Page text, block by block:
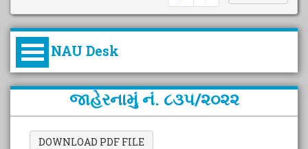
NAU Desk
કુલપતિની પરિવર્તનકારી પહેલનું
વિહંગાવલોકન (ઓક્ટોબર ૨૦૨૦-૨૦૨૫)
જાહેરનામું નં. ૮૩૫/૨૦૨૨
DOWNLOAD PDF FILE